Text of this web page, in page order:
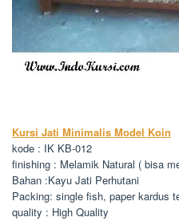
Kursi Jati Minimalis Model Koin
kode : IK KB-012
finishing : Melamik Natural ( bisa
Bahan :Kayu Jati Perhutani
Packing: single fish, paper kardus
quality : High Quality